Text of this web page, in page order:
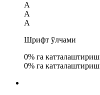
A
A
A
Шрифт ўлчами
0% га катталаштириш
0% га катталаштириш